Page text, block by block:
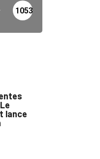
1053
lance